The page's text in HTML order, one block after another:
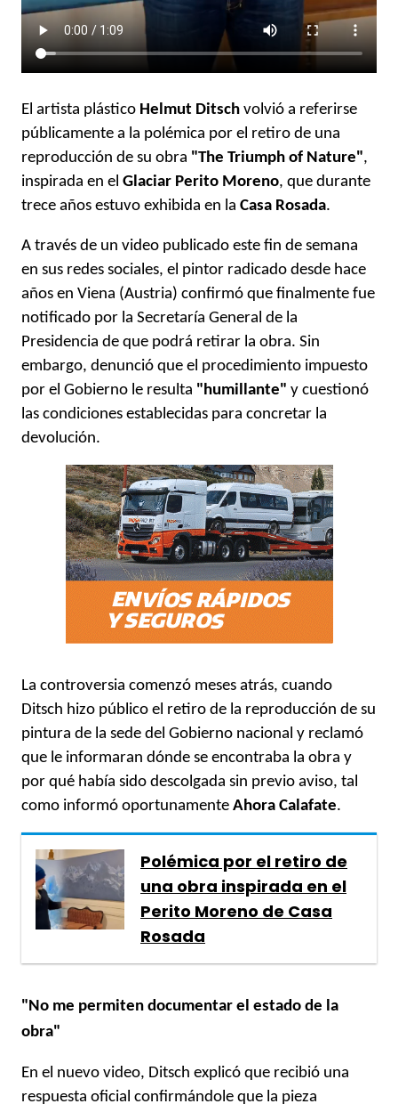
El artista plástico Helmut Ditsch volvió a referirse
públicamente a la polémica por el retiro de una
reproducción de su obra "The Triumph of Nature",
inspirada en el Glaciar Perito Moreno, que durante
trece años estuvo exhibida en la Casa Rosada.
A través de un video publicado este fin de semana
en sus redes sociales, el pintor radicado desde hace
años en Viena (Austria) confirmó que finalmente fue
notificado por la Secretaría General de la
Presidencia de que podrá retirar la obra. Sin
embargo, denunció que el procedimiento impuesto
por el Gobierno le resulta "humillante" y cuestionó
las condiciones establecidas para concretar la
devolución.
La controversia comenzó meses atrás, cuando
Ditsch hizo público el retiro de la reproducción de su
pintura de la sede del Gobierno nacional y reclamó
que le informaran dónde se encontraba la obra y
por qué había sido descolgada sin previo aviso, tal
como informó oportunamente Ahora Calafate.
Polémica por el retiro de
una obra inspirada en el
Perito Moreno de Casa
Rosada
"No me permiten documentar el estado de la
obra"
En el nuevo video, Ditsch explicó que recibió una
respuesta oficial confirmándole que la pieza